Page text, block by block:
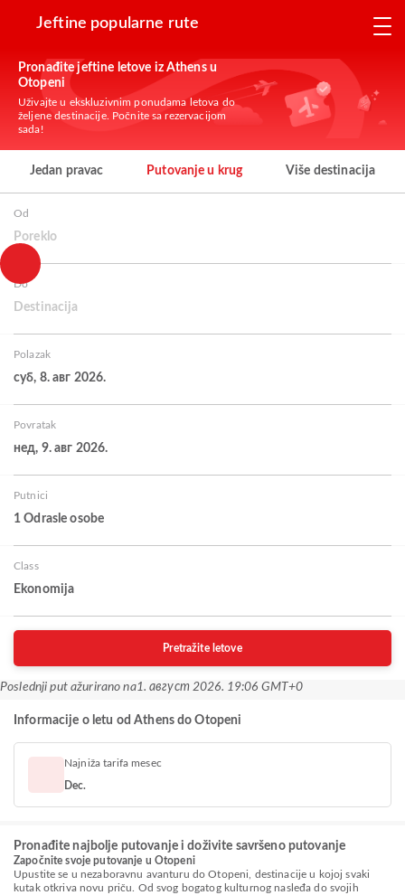
Jeftine popularne rute
Pronađite jeftine letove iz Athens u
Otopeni
Uživajte u ekskluzivnim ponudama letova do
željene destinacije. Počnite sa rezervacijom
sada!
Jedan pravac Putovanje u krug Više destinacija
Od
Poreklo
Do
Destinacija
Polazak
суб, 8. авг 2026.
Povratak
нед, 9. авг 2026.
Putnici
1 Odrasle osobe
Class
Ekonomija
Pretražite letove
Poslednji put ažurirano na1. август 2026. 19:06 GMT+0
Informacije o letu od Athens do Otopeni
Najniža tarifa mesec
Dec.
Pronađite najbolje putovanje i doživite savršeno putovanje
Započnite svoje putovanje u Otopeni
Upustite se u nezaboravnu avanturu do Otopeni, destinacije u kojoj svaki
kutak otkriva novu priču. Od svog bogatog kulturnog nasleđa do svojih